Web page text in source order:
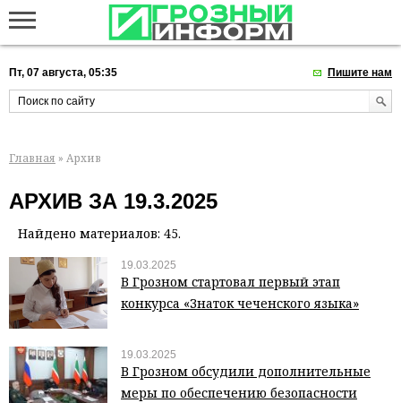
Пт, 07 августа, 05:35 Пишите нам
Главная » Архив
АРХИВ ЗА 19.3.2025
Найдено материалов: 45.
19.03.2025
В Грозном стартовал первый этап
конкурса «Знаток чеченского языка»
19.03.2025
В Грозном обсудили дополнительные
меры по обеспечению безопасности